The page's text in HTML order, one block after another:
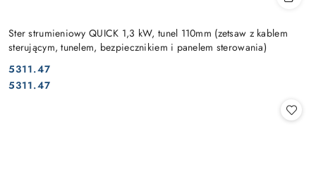
Ster strumieniowy QUICK 1,3 kW, tunel 110mm (zetsaw z kablem
sterującym, tunelem, bezpiecznikiem i panelem sterowania)
Cena:
5311.47
Cena:
5311.47